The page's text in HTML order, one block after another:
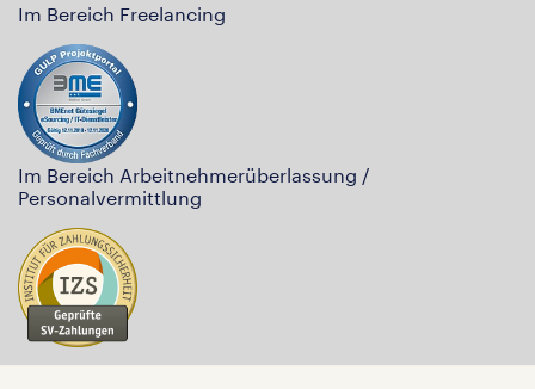
Im Bereich Freelancing
Im Bereich Arbeitnehmerüberlassung /
Personalvermittlung